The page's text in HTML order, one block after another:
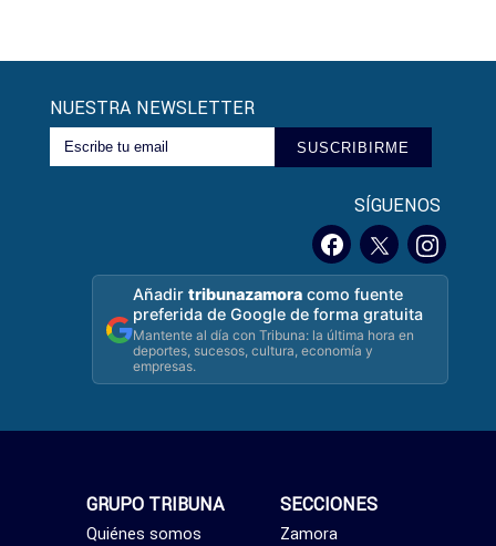
NUESTRA NEWSLETTER
SUSCRIBIRME
SÍGUENOS
Añadirtribunazamora como fuente
preferida de Google de forma gratuita
Mantente al día con Tribuna: la última hora en
deportes, sucesos, cultura, economía y
empresas.
SECCIONES
Zamora
GRUPO TRIBUNA
Quiénes somos